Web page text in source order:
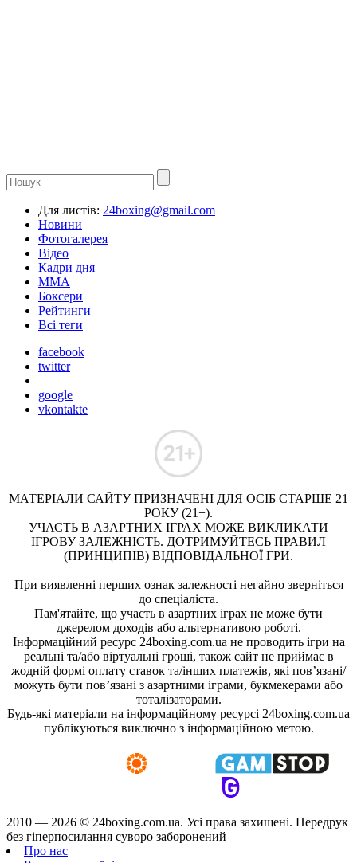
Для листів: 24boxing@gmail.com
Новини
Фотогалерея
Відео
Кадри дня
ММА
Боксери
Рейтинги
Всі теги
facebook
twitter
google
vkontakte
МАТЕРІАЛИ САЙТУ ПРИЗНАЧЕНІ ДЛЯ ОСІБ СТАРШЕ 21
РОКУ (21+).
УЧАСТЬ В АЗАРТНИХ ІГРАХ МОЖЕ ВИКЛИКАТИ
ІГРОВУ ЗАЛЕЖНІСТЬ. ДОТРИМУЙТЕСЬ ПРАВИЛ
(ПРИНЦИПІВ) ВІДПОВІДАЛЬНОЇ ГРИ.
При виявленні перших ознак залежності негайно зверніться
до спеціаліста.
Пам'ятайте, що участь в азартних іграх не може бути
джерелом доходів або альтернативою роботі.
Інформаційний ресурс 24boxing.com.ua не проводить ігри на
реальні та/або віртуальні гроші, також сайт не приймає в
жодній формі оплату ставок та/інших платежів, які пов’язані/
можуть бути пов’язані з азартними іграми, букмекерами або
тоталізаторами.
Будь-які матеріали на інформаційному ресурсі 24boxing.com.ua
публікуються виключно з інформаційною метою.
2010 — 2026 © 24boxing.com.ua. Усi права захищенi. Передрук
без гіперпосилання суворо заборонений
Про нас